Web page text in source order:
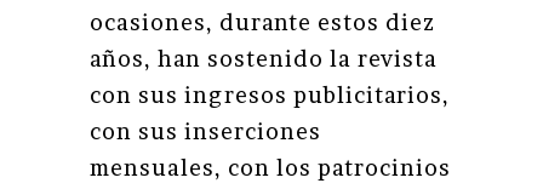
ocasiones, durante estos diez
años, han sostenido la revista
con sus ingresos publicitarios,
con sus inserciones
mensuales, con los patrocinios